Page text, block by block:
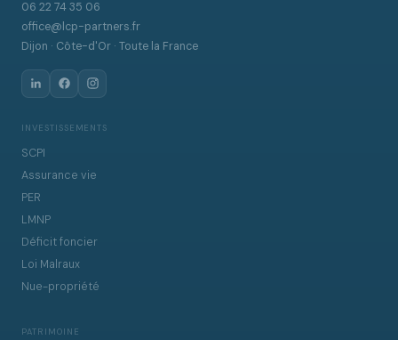
06 22 74 35 06
office@lcp-partners.fr
Dijon · Côte-d'Or · Toute la France
INVESTISSEMENTS
SCPI
Assurance vie
PER
LMNP
Déficit foncier
Loi Malraux
Nue-propriété
PATRIMOINE